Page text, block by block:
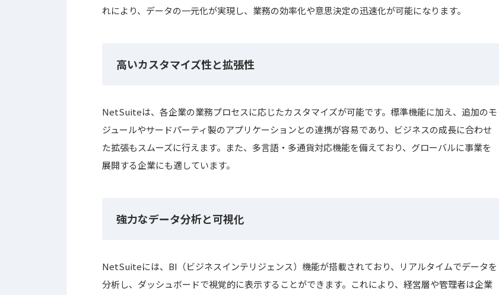
れにより、データの一元化が実現し、業務の効率化や意思決定の迅速化が可能になります。
高いカスタマイズ性と拡張性
NetSuiteは、各企業の業務プロセスに応じたカスタマイズが可能です。標準機能に加え、追加のモ
ジュールやサードパーティ製のアプリケーションとの連携が容易であり、ビジネスの成長に合わせ
た拡張もスムーズに行えます。また、多言語・多通貨対応機能を備えており、グローバルに事業を
展開する企業にも適しています。
強力なデータ分析と可視化
NetSuiteには、BI（ビジネスインテリジェンス）機能が搭載されており、リアルタイムでデータを
分析し、ダッシュボードで視覚的に表示することができます。これにより、経営層や管理者は企業